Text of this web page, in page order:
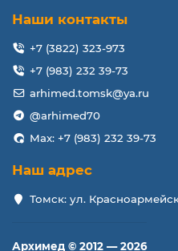
Наши контакты
+7 (3822) 323-973
+7 (983) 232 39-73
arhimed.tomsk@ya.ru
@arhimed70
Max: +7 (983) 232 39-73
Наш адрес
Томск: ул.
Архимед © 2012 — 2026